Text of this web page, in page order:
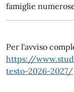
famiglie
Per l'avviso
https://
testo-2026-2027/